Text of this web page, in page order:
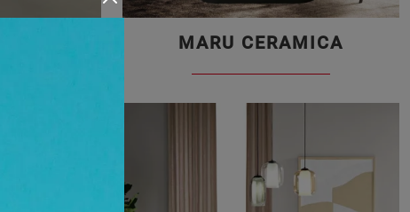
MARU CERAMICA